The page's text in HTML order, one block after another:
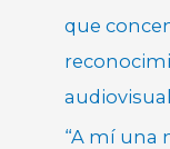
que
audiovisual
“A mí una